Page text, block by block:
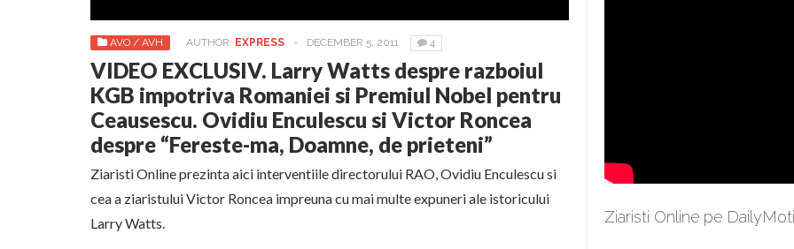
AVO / AVH AUTHOR: EXPRESS - DECEMBER 5, 2011 4
VIDEO EXCLUSIV. Larry Watts despre razboiul
KGB impotriva Romaniei si Premiul Nobel pentru
Ceausescu. Ovidiu Enculescu si Victor Roncea
despre “Fereste-ma, Doamne, de prieteni”
Ziaristi Online prezinta aici interventiile directorului RAO, Ovidiu Enculescu si
cea a ziaristului Victor Roncea impreuna cu mai multe expuneri ale istoricului
Larry Watts.
Ziaristi Online pe